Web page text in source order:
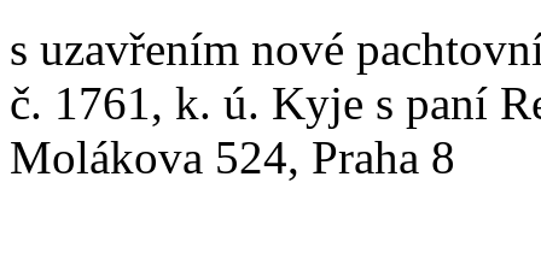
s uzavřením nové
č. 1761, k. ú. Kyje s paní
Molákova 524, Praha 8